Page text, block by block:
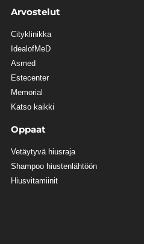
Arvostelut
Cityklinikka
IdealofMeD
Asmed
Estecenter
Memorial
Katso kaikki
Oppaat
Vetäytyvä hiusraja
Shampoo hiustenlähtöön
Hiusvitamiinit